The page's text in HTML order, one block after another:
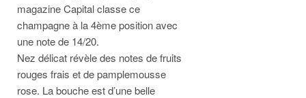
magazine Capital classe ce
champagne à la 4ème position avec
une note de 14/20.
Nez délicat révèle des notes de fruits
rouges frais et de pamplemousse
rose. La bouche est d’une belle